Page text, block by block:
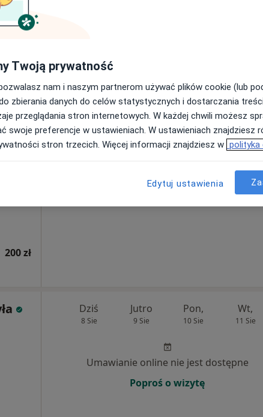
180 zł
200 zł
Dziś
8 Sie
Jutro
9 Sie
Pon,
10 Sie
Wt,
11 Sie
Umawianie online nie jest dostępne
Dziś
8 Sie
Jutro
9 Sie
Pon,
10 Sie
Wt,
11 Sie
Umawianie online nie jest dostępne
Poproś o wizytę
Twoją prywatność
nam i naszym partnerom używać plików cookie (lub
zbierania danych do celów statystycznych i dostarczania
przeglądania stron internetowych. W każdej chwili możesz
swoje preferencje w ustawieniach. W ustawieniach znajdziesz
stron trzecich. Więcej informacji znajdziesz w polityka
Edytuj ustawienia